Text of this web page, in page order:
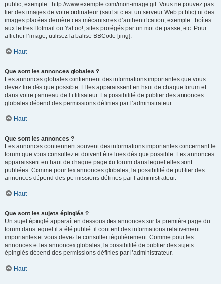
public, exemple : http://www.exemple.com/mon-image.gif. Vous ne pouvez pas
lier des images de votre ordinateur (sauf si c’est un serveur Web public) ni des
images placées derrière des mécanismes d’authentification, exemple : boîtes
aux lettres Hotmail ou Yahoo!, sites protégés par un mot de passe, etc. Pour
afficher l’image, utilisez la balise BBCode [img].
Haut
Que sont les annonces globales ?
Les annonces globales contiennent des informations importantes que vous
devez lire dès que possible. Elles apparaissent en haut de chaque forum et
dans votre panneau de l’utilisateur. La possibilité de publier des annonces
globales dépend des permissions définies par l’administrateur.
Haut
Que sont les annonces ?
Les annonces contiennent souvent des informations importantes concernant le
forum que vous consultez et doivent être lues dès que possible. Les annonces
apparaissent en haut de chaque page du forum dans lequel elles sont
publiées. Comme pour les annonces globales, la possibilité de publier des
annonces dépend des permissions définies par l’administrateur.
Haut
Que sont les sujets épinglés ?
Un sujet épinglé apparaît en dessous des annonces sur la première page du
forum dans lequel il a été publié. il contient des informations relativement
importantes et vous devez le consulter régulièrement. Comme pour les
annonces et les annonces globales, la possibilité de publier des sujets
épinglés dépend des permissions définies par l’administrateur.
Haut